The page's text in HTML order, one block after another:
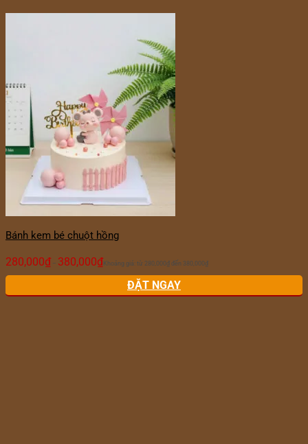
Bánh kem bé chuột hồng
280,000₫ – 380,000₫ Khoảng giá: từ 280,000₫ đến 380,000₫
ĐẶT NGAY